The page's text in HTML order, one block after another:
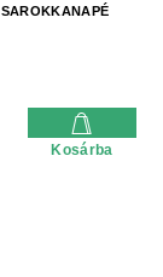
Kosárba